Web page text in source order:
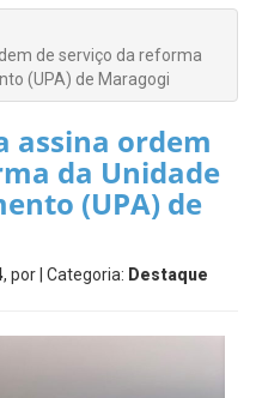
de serviço da reforma
(UPA) de Maragogi
assina ordem
da Unidade
(UPA) de
, por | Categoria: Destaque